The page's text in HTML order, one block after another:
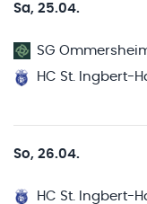
Sa, 25.04.
SG
HC St. Ingbert-
So, 26.04.
HC St. Ingbert-